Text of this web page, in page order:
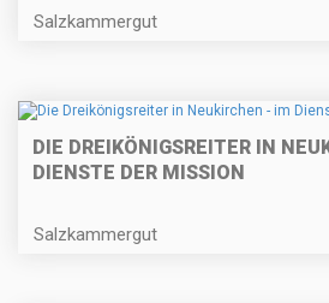
Salzkammergut
DIE DREIKÖNIGSREITER IN
DIENSTE DER MISSION
Salzkammergut